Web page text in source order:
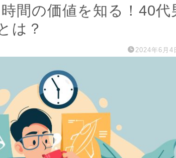
時間の価値を知る！40代
は？
2024年6月4